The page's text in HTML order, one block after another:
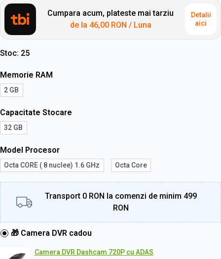
Cumpara acum, plateste mai tarziu
de la 46,00 RON / Luna
Detalii
aici
Stoc 25
Memorie RAM
2 GB
Capacitate Stocare
32 GB
Model Procesor
Octa CORE ( 8 nuclee) 1.6 GHz Octa Core
Transport 0 RON la comenzi de minim 499
RON
🎁 Camera DVR cadou
Camera DVR Dashcam 720P cu ADAS